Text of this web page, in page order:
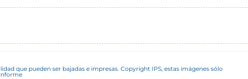
que pueden ser bajadas e impresas. Copyright IPS, estas imágenes sólo